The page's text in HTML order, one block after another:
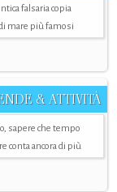
falsaria copia
mare più famosi
& ATTIVITÀ
sapere che tempo
conta ancora di più